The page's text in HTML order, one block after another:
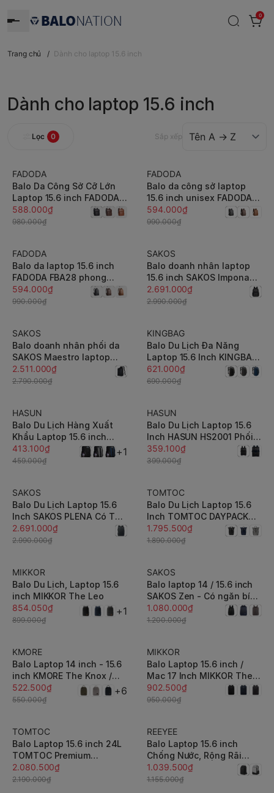
0
Trang chủ / Dành cho laptop 15.6 inch
Dành cho laptop 15.6 inch
Lọc 0 Sắp xếp
-40%
FADODA
Balo Da Công Sở Cỡ Lớn
Laptop 15.6 inch FADODA
FBA21
588.000₫
980.000₫
-40%
FADODA
Balo da công sở laptop
15.6 inch unisex FADODA
FBA27 - Thanh lịch, chống
thấm, không bong tróc,
594.000₫
990.000₫
-40%
FADODA
Balo da laptop 15.6 inch
FADODA FBA28 phong
cách công sở, da cao cấp
không bong tróc, không
594.000₫
990.000₫
-10%
SAKOS
Balo doanh nhân laptop
15.6 inch SAKOS Impona
mở rộng 90 độ có cổng
sạc USB, tag tên, đai gài
2.691.000₫
2.990.000₫
-10%
SAKOS
Balo doanh nhân phối da
SAKOS Maestro laptop
15.6 inch - Mở 90 độ,
chống thấm, cổng sạc
2.511.000₫
2.790.000₫
-10%
KINGBAG
Balo Du Lịch Đa Năng
Laptop 15.6 Inch KINGBAG
COLUMBUS
621.000₫
690.000₫
-10%
HASUN
Balo Du Lịch Hàng Xuất
Khẩu Laptop 15.6 inch
HASUN HXK 001
413.100₫
459.000₫
+1
-10%
HASUN
Balo Du Lịch Laptop 15.6
Inch HASUN HS2001 Phối
Da
359.100₫
399.000₫
-10%
SAKOS
Balo Du Lịch Laptop 15.6
Inch SAKOS PLENA Có Thể
Mở Rộng - BH Dài Hạn
2.691.000₫
2.990.000₫
-5%
TOMTOC
Balo Du Lịch Laptop 15.6
Inch TOMTOC DAYPACK
T61M1 Dành Cho MacBook
16 Inch Sức Chứa 23L - tại
1.795.500₫
1.890.000₫
-5%
MIKKOR
Balo Du Lịch, Laptop 15.6
inch MIKKOR The Leo
854.050₫
899.000₫
+1
-10%
SAKOS
Balo laptop 14 / 15.6 inch
SAKOS Zen - Có ngăn bí
mật, đai gài vali, hiện đại,
vải trượt nước cao cấp
1.080.000₫
1.200.000₫
-5%
KMORE
Balo Laptop 14 inch - 15.6
inch KMORE The Knox /
The Cole thanh lịch, gọn
nhẹ
522.500₫
550.000₫
+6
-5%
MIKKOR
Balo Laptop 15.6 inch /
Mac 17 Inch MIKKOR The
Ace
902.500₫
950.000₫
-5%
TOMTOC
Balo Laptop 15.6 inch 24L
TOMTOC Premium
Commuting and Travel
Macbook 16 inch T71
2.080.500₫
2.190.000₫
-10%
REEYEE
Balo Laptop 15.6 inch
Chống Nước, Rộng Rãi
REEYEE RY102B
1.039.500₫
1.155.000₫